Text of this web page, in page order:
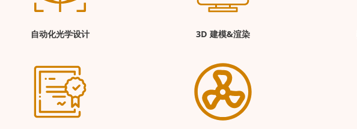
自动化光学设计 3D 建模&渲染